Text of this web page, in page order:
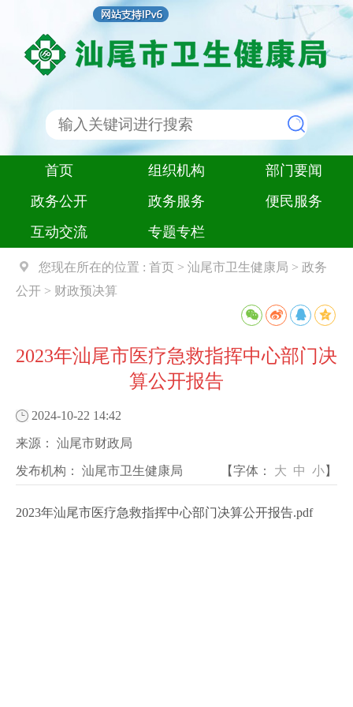
首页 组织机构
部门要闻
政务公开
政务服务
便民服务
互动交流
专题专栏
您现在所在的位置 : 首页 > 汕尾市卫生健康局 > 政务
公开 > 财政预决算
2023年汕尾市医疗急救指挥中心部门决
算公开报告
2024-10-22 14:42
来源： 汕尾市财政局
发布机构： 汕尾市卫生健康局 【字体： 大 中 小】
2023年汕尾市医疗急救指挥中心部门决算公开报告.pdf